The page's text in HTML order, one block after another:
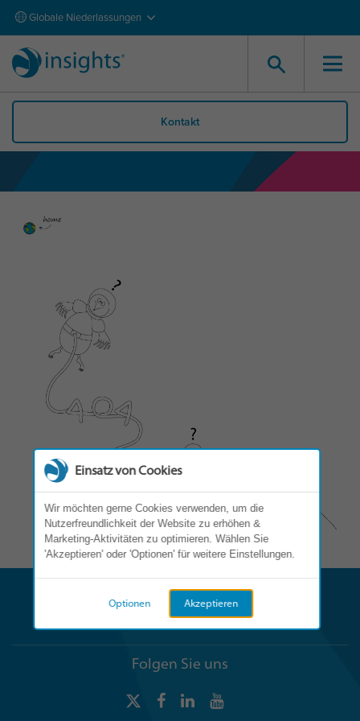
Globale Niederlassungen
Kontakt
Folgen Sie uns
Einsatz von Cookies
Wir möchten gerne Cookies verwenden, um die
Nutzerfreundlichkeit der Website zu erhöhen &
Marketing-Aktivitäten zu optimieren. Wählen Sie
'Akzeptieren' oder 'Optionen' für weitere Einstellungen.
Akzeptieren
Optionen